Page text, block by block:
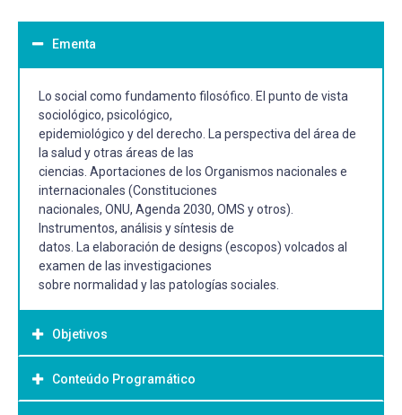
Ementa
Lo social como fundamento filosófico. El punto de vista
sociológico, psicológico,
epidemiológico y del derecho. La perspectiva del área de
la salud y otras áreas de las
ciencias. Aportaciones de los Organismos nacionales e
internacionales (Constituciones
nacionales, ONU, Agenda 2030, OMS y otros).
Instrumentos, análisis y síntesis de
datos. La elaboración de designs (escopos) volcados al
examen de las investigaciones
sobre normalidad y las patologías sociales.
Objetivos
Objetivo Geral:
Conteúdo Programático